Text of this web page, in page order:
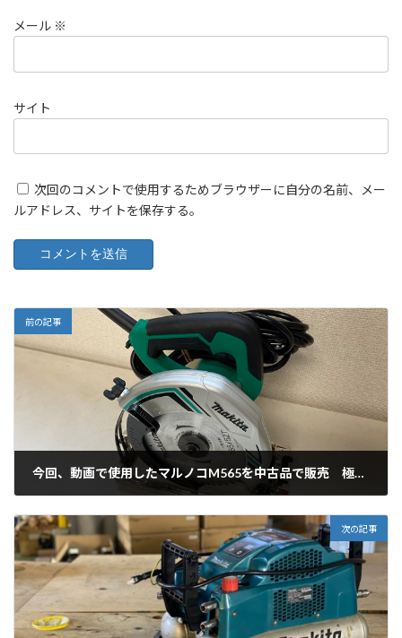
メール ※
サイト
次回のコメントで使用するためブラウザーに自分の名前、メー
ルアドレス、サイトを保存する。
前の記事
今回、動画で使用したマルノコM565を中古品で販売 極上品ですよ！
次の記事